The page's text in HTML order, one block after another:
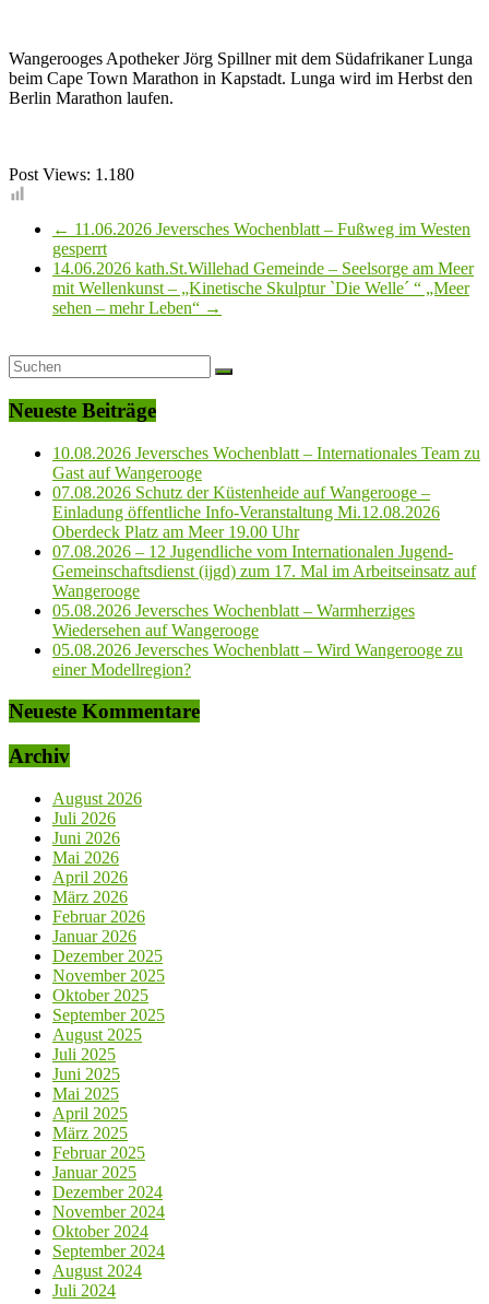
Wangerooges Apotheker Jörg Spillner mit dem Südafrikaner Lunga
beim Cape Town Marathon in Kapstadt. Lunga wird im Herbst den
Berlin Marathon laufen.
Post Views: 1.180
← 11.06.2026 Jeversches Wochenblatt – Fußweg im Westen
gesperrt
14.06.2026 kath.St.Willehad Gemeinde – Seelsorge am Meer
mit Wellenkunst – „Kinetische Skulptur `Die Welle´ “ „Meer
sehen – mehr Leben“ →
Neueste Beiträge
10.08.2026 Jeversches Wochenblatt – Internationales Team zu
Gast auf Wangerooge
07.08.2026 Schutz der Küstenheide auf Wangerooge –
Einladung öffentliche Info-Veranstaltung Mi.12.08.2026
Oberdeck Platz am Meer 19.00 Uhr
07.08.2026 – 12 Jugendliche vom Internationalen Jugend-
Gemeinschaftsdienst (ijgd) zum 17. Mal im Arbeitseinsatz auf
Wangerooge
05.08.2026 Jeversches Wochenblatt – Warmherziges
Wiedersehen auf Wangerooge
05.08.2026 Jeversches Wochenblatt – Wird Wangerooge zu
einer Modellregion?
Neueste Kommentare
Archiv
August 2026
Juli 2026
Juni 2026
Mai 2026
April 2026
März 2026
Februar 2026
Januar 2026
Dezember 2025
November 2025
Oktober 2025
September 2025
August 2025
Juli 2025
Juni 2025
Mai 2025
April 2025
März 2025
Februar 2025
Januar 2025
Dezember 2024
November 2024
Oktober 2024
September 2024
August 2024
Juli 2024